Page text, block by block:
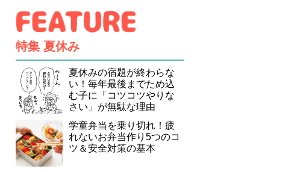
特集 夏休み
夏休みの宿題が終わらな
い！毎年最後までため込
む子に「コツコツやりな
さい」が無駄な理由
学童弁当を乗り切れ！疲
れないお弁当作り5つのコ
ツ＆安全対策の基本